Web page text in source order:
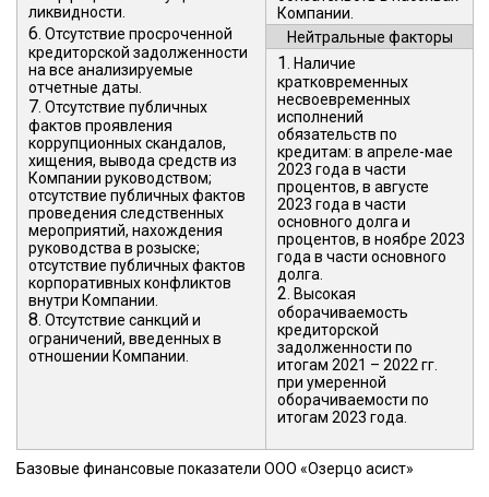
ликвидности.
6. Отсутствие просроченной
кредиторской задолженности
на все анализируемые
отчетные даты.
7. Отсутствие публичных
фактов проявления
коррупционных скандалов,
хищения, вывода средств из
Компании руководством;
отсутствие публичных фактов
проведения следственных
мероприятий, нахождения
руководства в розыске;
отсутствие публичных фактов
корпоративных конфликтов
внутри Компании.
8. Отсутствие санкций и
ограничений, введенных в
отношении Компании.
Компании.
Нейтральные факторы
1 . Наличие
кратковременных
несвоевременных
исполнений
обязательств по
кредитам: в апреле-мае
2023 года в части
процентов, в августе
2023 года в части
основного долга и
процентов, в ноябре 2023
года в части основного
долга.
2 . Высокая
оборачиваемость
кредиторской
задолженности по
итогам 2021 – 2022 гг.
при умеренной
оборачиваемости по
итогам 2023 года.
Базовые финансовые показатели ООО «Озерцо асист»